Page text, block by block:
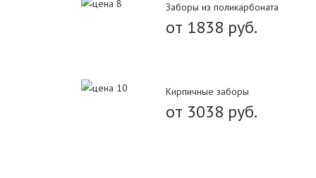
Заборы из поликарбоната
от 1838 руб.
Кирпичные заборы
от 3038 руб.